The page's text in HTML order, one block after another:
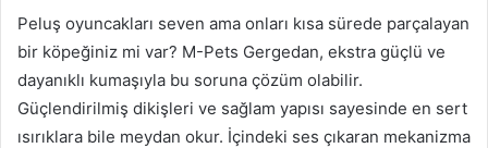
Peluş oyuncakları seven ama onları kısa sürede parçalayan
bir köpeğiniz mi var? M-Pets Gergedan, ekstra güçlü ve
dayanıklı kumaşıyla bu soruna çözüm olabilir.
Güçlendirilmiş dikişleri ve sağlam yapısı sayesinde en sert
ısırıklara bile meydan okur. İçindeki ses çıkaran mekanizma